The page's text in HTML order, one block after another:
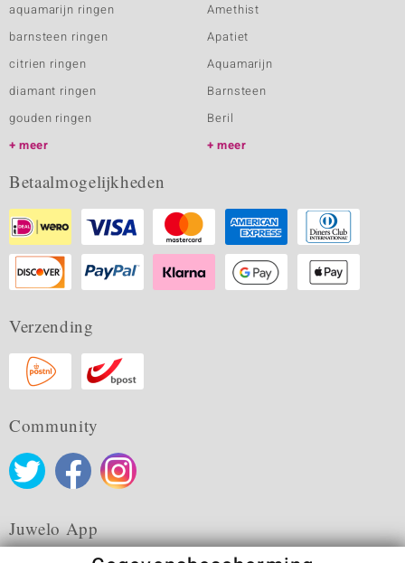
aquamarijn ringen
barnsteen ringen
citrien ringen
diamant ringen
gouden ringen
meer
Amethist
Apatiet
Aquamarijn
Barnsteen
Beril
meer
Betaalmogelijkheden
Verzending
Community
Juwelo App